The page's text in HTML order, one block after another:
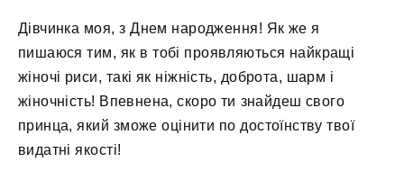
Дівчинка моя, з Днем народження! Як же я
пишаюся тим, як в тобі проявляються найкращі
жіночі риси, такі як ніжність, доброта, шарм і
жіночність! Впевнена, скоро ти знайдеш свого
принца, який зможе оцінити по достоїнству твої
видатні якості!